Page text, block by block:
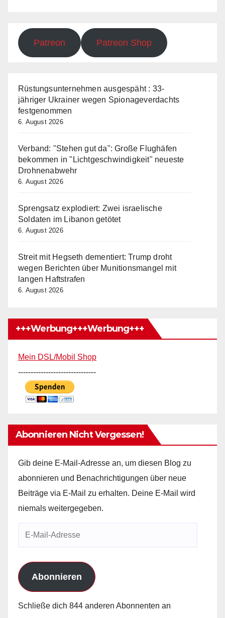
Patreon Patreon Shop
Rüstungsunternehmen ausgespäht : 33-
jähriger Ukrainer wegen Spionageverdachts
festgenommen
6. August 2026
Verband: "Stehen gut da": Große Flughäfen
bekommen in "Lichtgeschwindigkeit" neueste
Drohnenabwehr
6. August 2026
Sprengsatz explodiert: Zwei israelische
Soldaten im Libanon getötet
6. August 2026
Streit mit Hegseth dementiert: Trump droht
wegen Berichten über Munitionsmangel mit
langen Haftstrafen
6. August 2026
+++Werbung+++Werbung+++
Mein DSL/Mobil Shop
-------------------------------
Abonnieren Nicht Vergessen!
Gib deine E-Mail-Adresse an, um diesen Blog zu
abonnieren und Benachrichtigungen über neue
Beiträge via E-Mail zu erhalten. Deine E-Mail wird
niemals weitergegeben.
Abonnieren
Schließe dich 844 anderen Abonnenten an